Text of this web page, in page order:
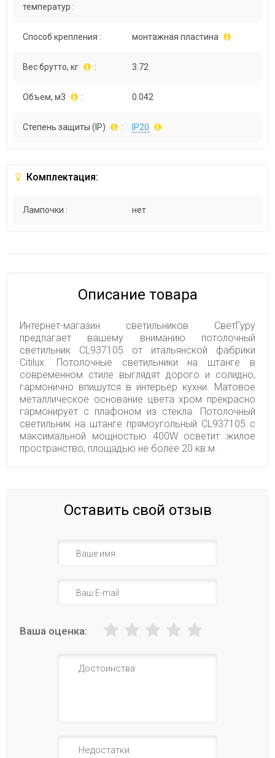
температур :
Способ крепления : монтажная пластина
Вес брутто, кг : 3.72
Объем, м3 : 0.042
Степень защиты (IP) : IP20
Комплектация:
Лампочки : нет
Описание товара
Интернет-магазин светильников СветГуру
предлагает вашему вниманию потолочный
светильник CL937105 от итальянской фабрики
Citilux. Потолочные светильники на штанге в
современном стиле выглядят дорого и солидно,
гармонично впишутся в интерьер кухни. Матовое
металлическое основание цвета хром прекрасно
гармонирует с плафоном из стекла. Потолочный
светильник на штанге прямоугольный CL937105 с
максимальной мощностью 400W осветит жилое
пространство, площадью не более 20 кв.м.
Оставить свой отзыв
Ваша оценка: